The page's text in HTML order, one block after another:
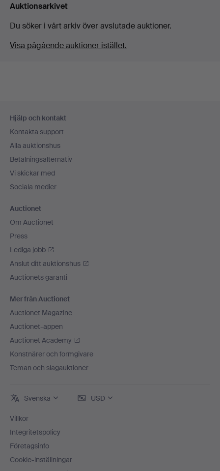
Auktionsarkivet
Du söker i vårt arkiv över avslutade auktioner.
Visa pågående auktioner istället.
Hjälp och kontakt
Kontakta support
Alla auktionshus
Betalningsalternativ
Vi skickar med
Sociala medier
Auctionet
Om Auctionet
Press
Lediga jobb
Anslut ditt auktionshus
Auctionets garanti
Mer från Auctionet
Auctionet Magazine
Auctionet-appen
Auctionet Academy
Konstnärer och formgivare
Teman och slagauktioner
Svenska USD
Villkor
Integritetspolicy
Företagsinfo
Cookie-inställningar